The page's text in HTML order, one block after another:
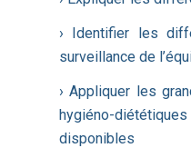
› Identifier les
surveillance de
› Appliquer les
hygiéno-
disponibles